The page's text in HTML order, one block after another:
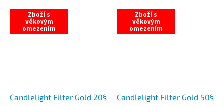
Zboží s
věkovým
omezením
Candlelight Filter Gold 20´s
Zboží s
věkovým
omezením
Candlelight Filter Gold 50´s